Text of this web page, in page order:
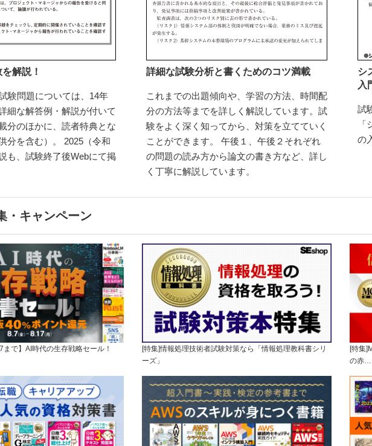
解説！
験問題については、14年
細な解答例・解説が付いて
分のほかに、読者特典とな
分を含む）。 2025（令和
も、試験終了後Webにて掲
詳細な試験分析と書くためのコツ満載
これまでの出題傾向や、学習の方法、時間配
分の方法等までを詳しく解説しています。試
験をよく深く知ってから、対策を立てていく
ことができます。 午後１、午後２それぞれ
の問題の読み方から論文の書き方など、詳し
く丁寧に解説しています。
シ
入
試
の
・キャンペーン
まで】AI時代の生存戦略セール！
[特集]情報処理技術者試験対策なら「情報処理教科書シリ
ーズ」
[特集
の赤…